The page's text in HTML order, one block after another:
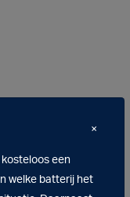
×
een
welke batterij het